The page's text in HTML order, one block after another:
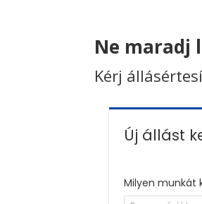
Ne maradj
Kérj